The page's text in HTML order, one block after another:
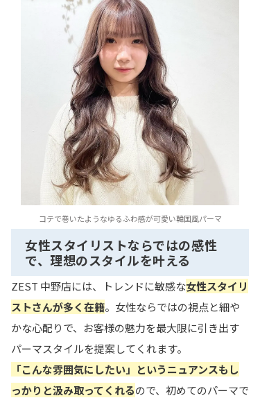
コテで巻いたようなゆるふわ感が可愛い韓国風パーマ
女性スタイリストならではの感性
で、理想のスタイルを叶える
ZEST 中野店には、トレンドに敏感な女性スタイリ
ストさんが多く在籍。女性ならではの視点と細や
かな心配りで、お客様の魅力を最大限に引き出す
パーマスタイルを提案してくれます。
「こんな雰囲気にしたい」というニュアンスもし
っかりと汲み取ってくれるので、初めてのパーマで